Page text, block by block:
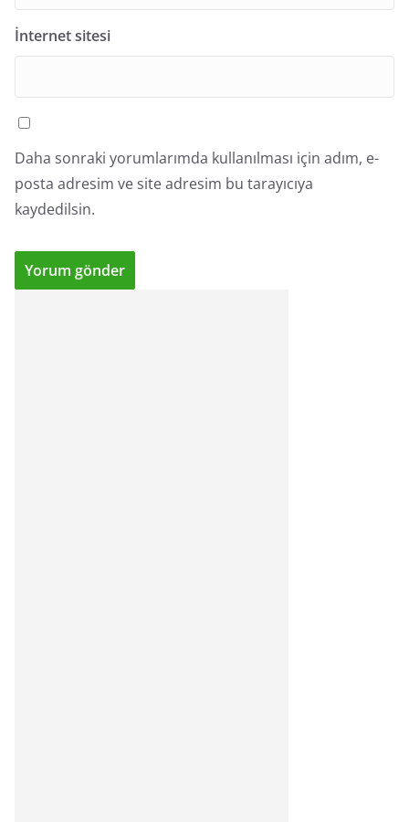
İnternet sitesi
Daha sonraki yorumlarımda kullanılması için adım, e-
posta adresim ve site adresim bu tarayıcıya
kaydedilsin.